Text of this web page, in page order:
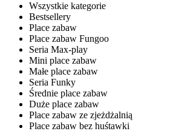
Wszystkie kategorie
Bestsellery
Place zabaw
Place zabaw Fungoo
Seria Max-play
Mini place zabaw
Małe place zabaw
Seria Funky
Średnie place zabaw
Duże place zabaw
Place zabaw ze zjeżdżalnią
Place zabaw bez huśtawki